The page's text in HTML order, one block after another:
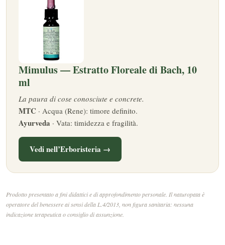
Mimulus — Estratto Floreale di Bach, 10
ml
La paura di cose conosciute e concrete.
MTC · Acqua (Rene): timore definito.
Ayurveda · Vata: timidezza e fragilità.
Vedi nell’Erboristeria →
Prodotto presentato a fini didattici e di approfondimento personale. Il naturopata è
operatore del benessere ai sensi della L.4/2013, non figura sanitaria: nessuna
indicazione terapeutica o consiglio di assunzione.